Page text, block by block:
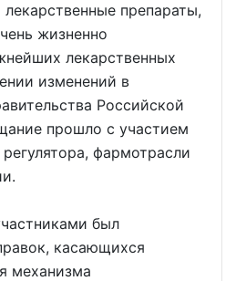
препараты,
жизненно
лекарственных
изменений в
Российской
прошло с участием
фармотрасли
был
касающихся
механизма